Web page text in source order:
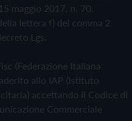
maggio 2017, n. 70.
lettera f) del comma 2
Lgs.
(Federazione Italiana
allo IAP (Istituto
accettando il Codice di
Commerciale